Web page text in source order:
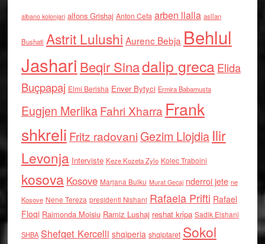
albano kolonjari alfons Grishaj Anton Cefa arben llalla asllan
Bushati Astrit Lulushi Aurenc Bebja Behlul
Jashari Beqir Sinadalip grecaElida
Buçpapaj Elmi Berisha Enver Bytyci Ermira Babamusta
Eugjen MerlikaFahri Xharra Frank
shkreli Fritz radovaniGezim Llojdia Ilir
Levonja Interviste Keze Kozeta Zylo Kolec Traboini
kosova Kosove Marjana Bulku Murat Gecaj nderroi jete ne
Kosove Nene Tereza presidenti Nishani Rafaela Prifti Rafael
Floqi Raimonda Moisiu Ramiz Lushaj reshat kripa Sadik Elshani
SHBA Shefqet Kercelli shqiperia shqiptaret Sokol